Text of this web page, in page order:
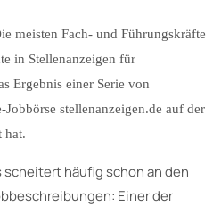
meisten Fach- und Führungskräfte
in Stellenanzeigen für
Ergebnis einer Serie von
stellenanzeigen.de auf der
hat.
scheitert häufig schon an den
Einer der